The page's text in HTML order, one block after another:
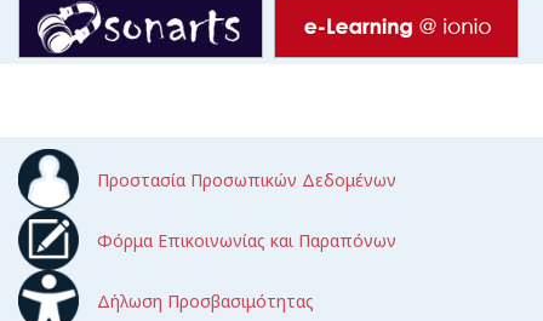
Προστασία Προσωπικών Δεδομένων
Φόρμα Επικοινωνίας και Παραπόνων
Δήλωση Προσβασιμότητας